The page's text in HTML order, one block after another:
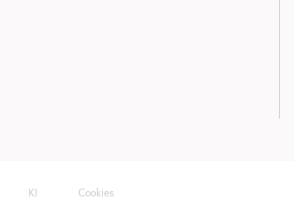
KI Cookies